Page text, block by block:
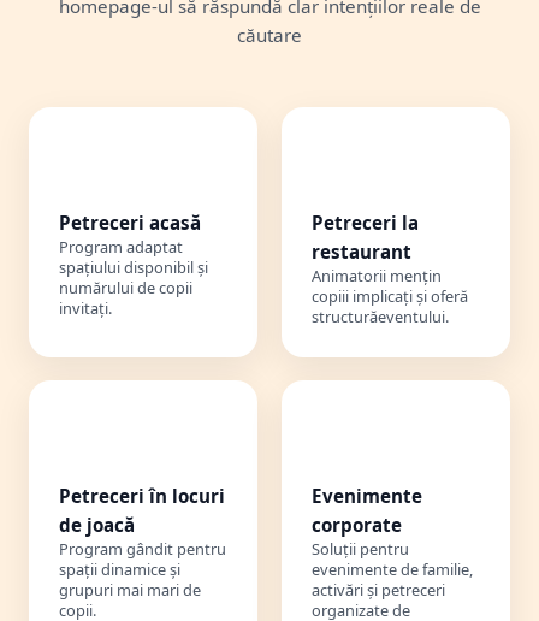
homepage-ul să răspundă clar intențiilor reale de
căutare
Petreceri acasă
Program adaptat
spațiului disponibil și
numărului de copii
invitați.
Petreceri la
restaurant
Animatorii mențin
copiii implicați și oferă
structurăeventului.
Petreceri în locuri
de joacă
Program gândit pentru
spații dinamice și
grupuri mai mari de
copii.
Evenimente
corporate
Soluții pentru
evenimente de familie,
activări și petreceri
organizate de